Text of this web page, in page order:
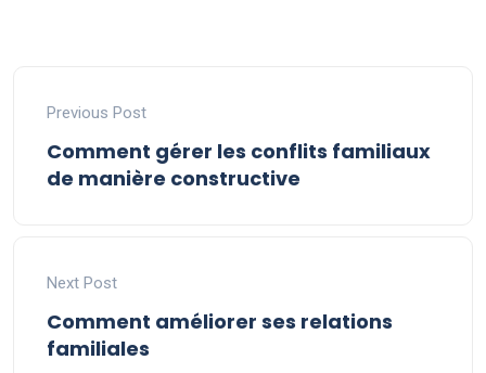
Previous Post
Comment gérer les conflits familiaux
de manière constructive
Next Post
Comment améliorer ses relations
familiales